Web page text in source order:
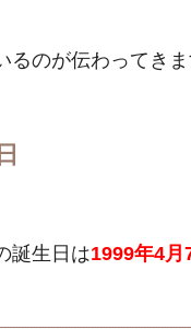
るのが伝わってき
誕生日は1999年4月